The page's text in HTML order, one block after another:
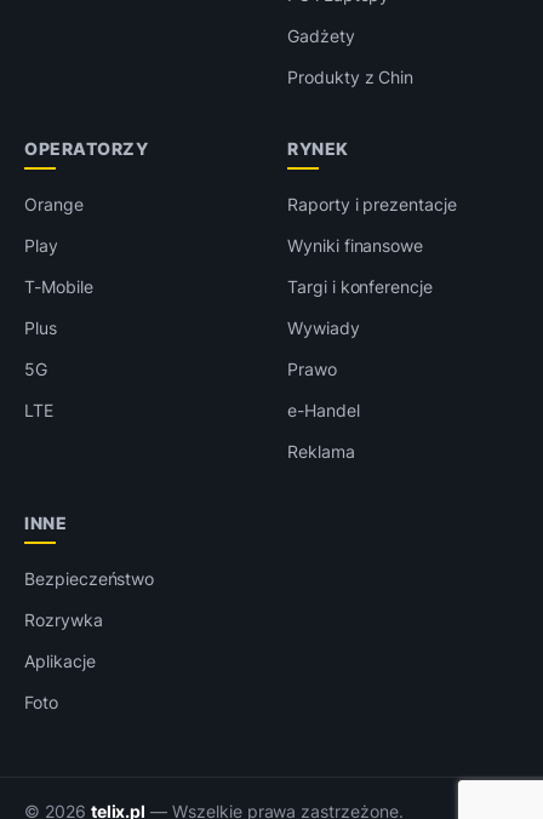
Gadżety
Produkty z Chin
OPERATORZY
Orange
Play
T-Mobile
Plus
5G
LTE
RYNEK
Raporty i prezentacje
Wyniki finansowe
Targi i konferencje
Wywiady
Prawo
e-Handel
Reklama
INNE
Bezpieczeństwo
Rozrywka
Aplikacje
Foto
© 2026 telix.pl — Wszelkie prawa zastrzeżone.